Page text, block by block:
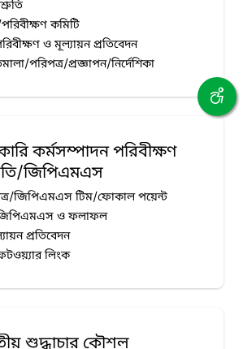
কমিটি
ও মূল্যায়ন প্রতিবেদন
পরিপত্র/প্রজ্ঞাপন/নির্দেশিকা
কর্মসম্পাদন পরিবীক্ষণ
জিপিএমএস
জিপিএমএস টিম/ফোকাল পয়েন্ট
জিপিএমএস ও ফলাফল
প্রতিবেদন
লিংক
শুদ্ধাচার কৌশল